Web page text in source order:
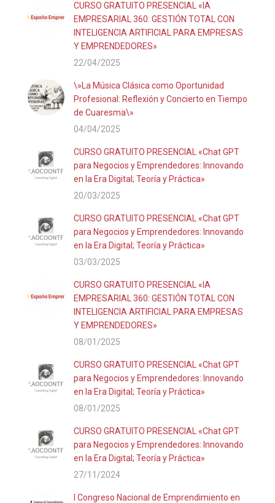
CURSO GRATUITO PRESENCIAL «IA
EMPRESARIAL 360: GESTIÓN TOTAL CON
INTELIGENCIA ARTIFICIAL PARA EMPRESAS
Y EMPRENDEDORES»
22/04/2025
\»La Música Clásica como Oportunidad
Profesional: Reflexión y Concierto en Tiempo
de Cuaresma\»
04/04/2025
CURSO GRATUITO PRESENCIAL «Chat GPT
para Negocios y Emprendedores: Innovando
en la Era Digital; Teoría y Práctica»
20/03/2025
CURSO GRATUITO PRESENCIAL «Chat GPT
para Negocios y Emprendedores: Innovando
en la Era Digital; Teoría y Práctica»
03/03/2025
CURSO GRATUITO PRESENCIAL «IA
EMPRESARIAL 360: GESTIÓN TOTAL CON
INTELIGENCIA ARTIFICIAL PARA EMPRESAS
Y EMPRENDEDORES»
08/01/2025
CURSO GRATUITO PRESENCIAL «Chat GPT
para Negocios y Emprendedores: Innovando
en la Era Digital; Teoría y Práctica»
08/01/2025
CURSO GRATUITO PRESENCIAL «Chat GPT
para Negocios y Emprendedores: Innovando
en la Era Digital; Teoría y Práctica»
27/11/2024
I Congreso Nacional de Emprendimiento en